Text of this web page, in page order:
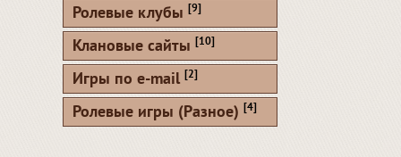
Ролевые клубы [9]
Клановые сайты [10]
Игры по e-mail [2]
Ролевые игры (Разное) [4]